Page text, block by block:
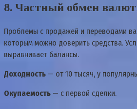
8. Частный обмен
Проблемы с продажей и переводами
которым можно доверить средства.
выравнивает балансы.
Доходность — от 10 тысяч, у
Окупаемость — с первой сделки.